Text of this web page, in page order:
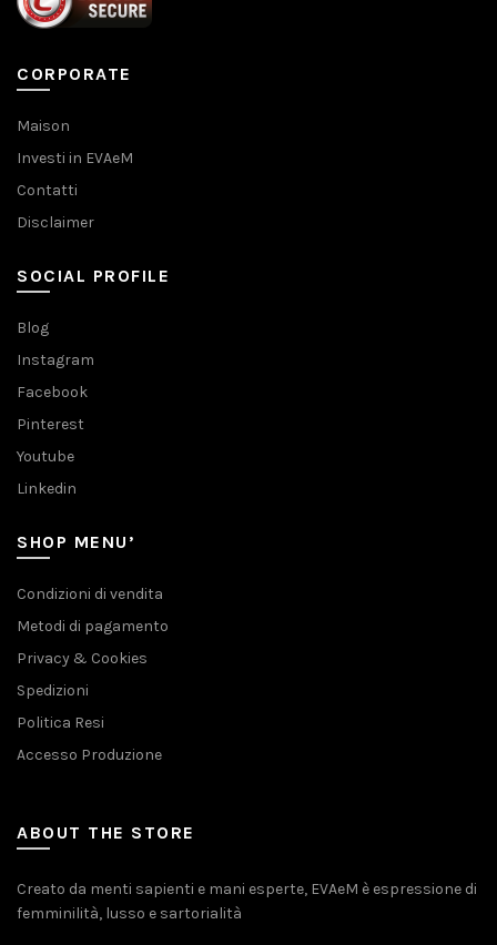
CORPORATE
Maison
Investi in EVAeM
Contatti
Disclaimer
SOCIAL PROFILE
Blog
Instagram
Facebook
Pinterest
Youtube
Linkedin
SHOP MENU’
Condizioni di vendita
Metodi di pagamento
Privacy & Cookies
Spedizioni
Politica Resi
Accesso Produzione
ABOUT THE STORE
Creato da menti sapienti e mani esperte, EVAeM è espressione di
femminilità, lusso e sartorialità